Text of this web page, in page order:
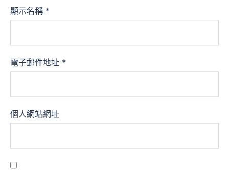
顯示名稱 *
電子郵件地址 *
個人網站網址